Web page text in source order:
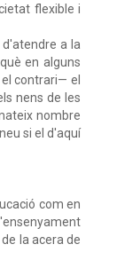
flexible i
a la
en alguns
contrari— el
nens de les
nombre
si el d'aquí
com en
la acera de